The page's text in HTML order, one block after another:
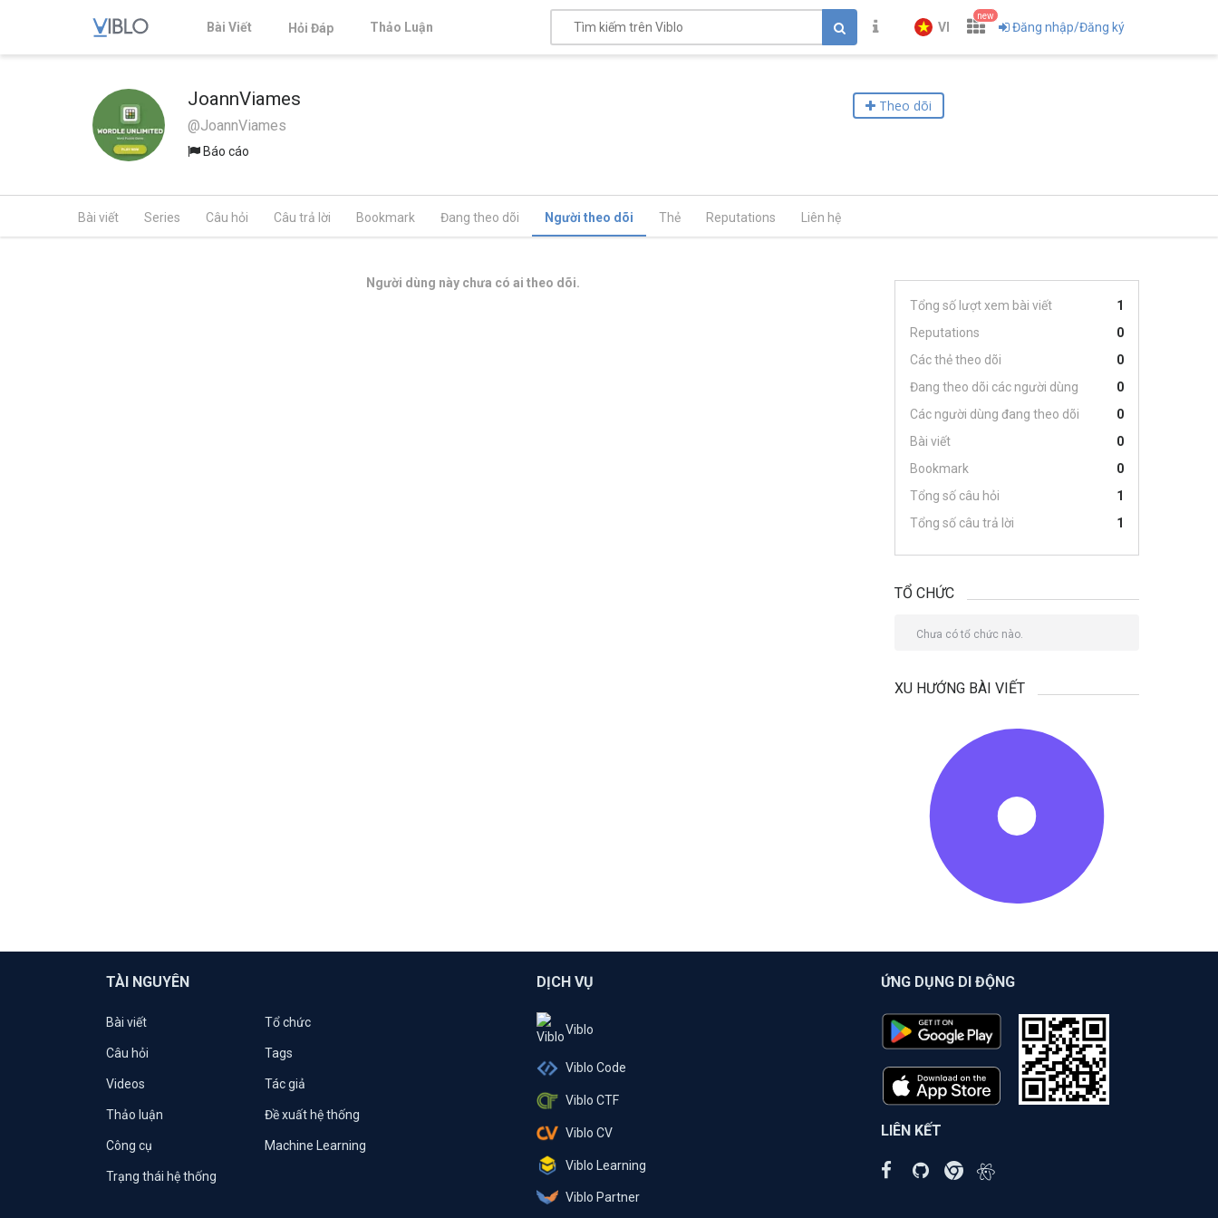
Bài Viết Hỏi Đáp Thảo Luận VI
new
Đăng nhập/Đăng ký
JoannViames
@JoannViames
Báo cáo
Theo dõi
Bài viết Series Câu hỏi Câu trả lời Bookmark Đang theo dõi Người theo dõi Thẻ Reputations Liên hệ
Người dùng này chưa có ai theo dõi.
Tổng số lượt xem bài viết
1
Reputations
0
Các thẻ theo dõi
0
Đang theo dõi các người dùng
0
Các người dùng đang theo dõi
0
Bài viết
0
Bookmark
0
Tổng số câu hỏi
1
Tổng số câu trả lời
1
TỔ CHỨC
Chưa có tổ chức nào.
XU HƯỚNG BÀI VIẾT
TÀI NGUYÊN
Bài viết Tổ chức
Câu hỏi Tags
Videos Tác giả
Thảo luận Đề xuất hệ thống
Công cụ Machine Learning
Trạng thái hệ thống
DỊCH VỤ
Viblo
Viblo Code
Viblo CTF
Viblo CV
Viblo Learning
Viblo Partner
ỨNG DỤNG DI ĐỘNG
LIÊN KẾT